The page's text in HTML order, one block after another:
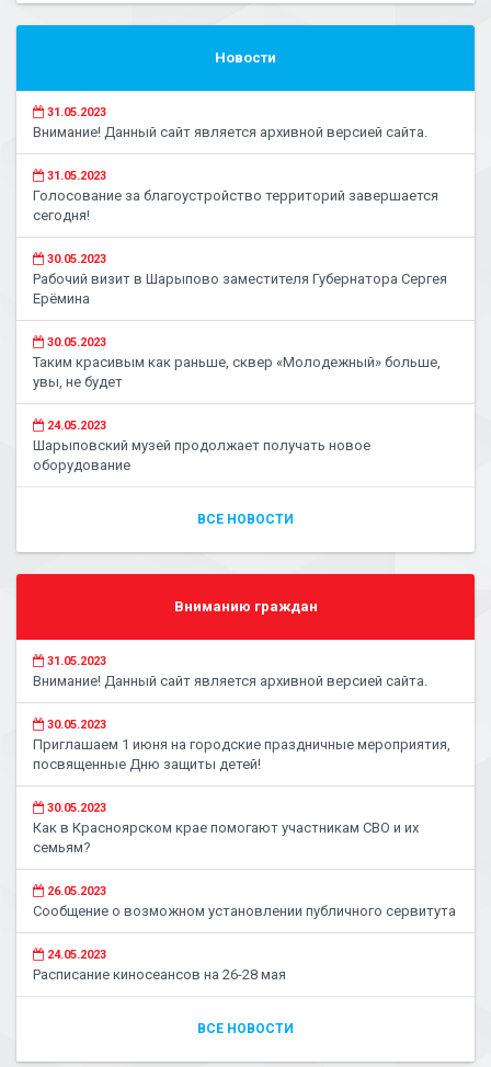
Новости
31.05.2023
Внимание! Данный сайт является архивной версией сайта.
31.05.2023
Голосование за благоустройство территорий завершается
сегодня!
30.05.2023
Рабочий визит в Шарыпово заместителя Губернатора Сергея
Ерёмина
30.05.2023
Таким красивым как раньше, сквер «Молодежный» больше,
увы, не будет
24.05.2023
Шарыповский музей продолжает получать новое
оборудование
ВСЕ НОВОСТИ
Вниманию граждан
31.05.2023
Внимание! Данный сайт является архивной версией сайта.
30.05.2023
Приглашаем 1 июня на городские праздничные мероприятия,
посвященные Дню защиты детей!
30.05.2023
Как в Красноярском крае помогают участникам СВО и их
семьям?
26.05.2023
Сообщение о возможном установлении публичного сервитута
24.05.2023
Расписание киносеансов на 26-28 мая
ВСЕ НОВОСТИ